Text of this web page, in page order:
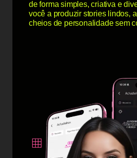
de forma simples, criativa e
você a produzir stories lindos,
cheios de personalidade sem